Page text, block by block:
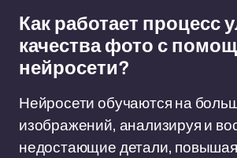
Как работает процесс
качества фото с
нейросети?
Нейросети обучаются на
изображений, анализируя и
недостающие детали, повышая